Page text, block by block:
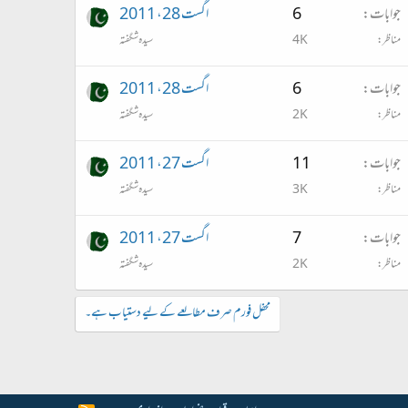
جوابات 6
مناظر 4K
اگست 28، 2011
سیدہ شگفتہ
جوابات 6
مناظر 2K
اگست 28، 2011
سیدہ شگفتہ
جوابات 11
مناظر 3K
اگست 27، 2011
سیدہ شگفتہ
جوابات 7
مناظر 2K
اگست 27، 2011
سیدہ شگفتہ
محفل فورم صرف مطالعے کے لیے دستیاب ہے۔